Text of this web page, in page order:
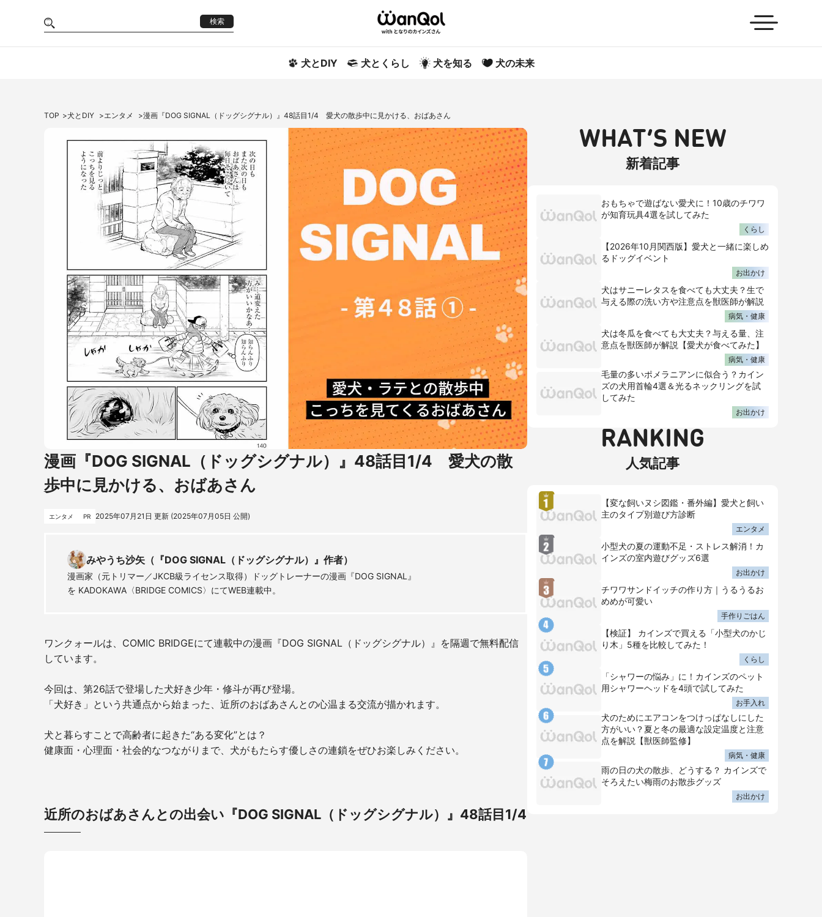
検索
犬とDIY 犬とくらし 犬を知る 犬の未来
TOP 犬とDIY エンタメ 漫画『DOG SIGNAL（ドッグシグナル）』48話目1/4 愛犬の散歩中に見かける、おばあさん
漫画『DOG SIGNAL（ドッグシグナル）』48話目1/4 愛犬の散
歩中に見かける、おばあさん
エンタメ PR 2025年07月21日 更新 (2025年07月05日 公開)
みやうち沙矢（『DOG SIGNAL（ドッグシグナル）』作者）
漫画家（元トリマー／JKCB級ライセンス取得）ドッグトレーナーの漫画『DOG SIGNAL』
を KADOKAWA〈BRIDGE COMICS〉にてWEB連載中。
ワンクォールは、COMIC BRIDGEにて連載中の漫画『DOG SIGNAL（ドッグシグナル）』を隔週で無料配信
しています。
今回は、第26話で登場した犬好き少年・修斗が再び登場。
「犬好き」という共通点から始まった、近所のおばあさんとの心温まる交流が描かれます。
犬と暮らすことで高齢者に起きた“ある変化”とは？
健康面・心理面・社会的なつながりまで、犬がもたらす優しさの連鎖をぜひお楽しみください。
近所のおばあさんとの出会い『DOG SIGNAL（ドッグシグナル）』48話目1/4
WHAT’S NEW
新着記事
おもちゃで遊ばない愛犬に！10歳のチワワ
が知育玩具4選を試してみた
くらし
【2026年10月関西版】愛犬と一緒に楽しめ
るドッグイベント
お出かけ
犬はサニーレタスを食べても大丈夫？生で
与える際の洗い方や注意点を獣医師が解説
病気・健康
犬は冬瓜を食べても大丈夫？与える量、注
意点を獣医師が解説【愛犬が食べてみた】
病気・健康
毛量の多いポメラニアンに似合う？カイン
ズの犬用首輪4選＆光るネックリングを試
してみた
お出かけ
RANKING
人気記事
【変な飼いヌシ図鑑・番外編】愛犬と飼い
主のタイプ別遊び方診断
エンタメ
小型犬の夏の運動不足・ストレス解消！カ
インズの室内遊びグッズ6選
お出かけ
チワワサンドイッチの作り方｜うるうるお
めめが可愛い
手作りごはん
【検証】 カインズで買える「小型犬のかじ
り木」5種を比較してみた！
くらし
「シャワーの悩み」に！カインズのペット
用シャワーヘッドを4頭で試してみた
お手入れ
犬のためにエアコンをつけっぱなしにした
方がいい？夏と冬の最適な設定温度と注意
点を解説【獣医師監修】
病気・健康
雨の日の犬の散歩、どうする？ カインズで
そろえたい梅雨のお散歩グッズ
お出かけ